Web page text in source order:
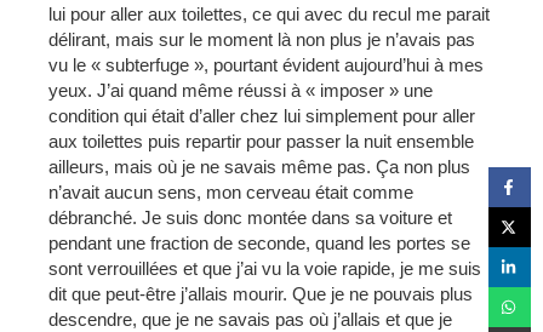
lui pour aller aux toilettes, ce qui avec du recul me parait
délirant, mais sur le moment là non plus je n’avais pas
vu le « subterfuge », pourtant évident aujourd’hui à mes
yeux. J’ai quand même réussi à « imposer » une
condition qui était d’aller chez lui simplement pour aller
aux toilettes puis repartir pour passer la nuit ensemble
ailleurs, mais où je ne savais même pas. Ça non plus
n’avait aucun sens, mon cerveau était comme
débranché. Je suis donc montée dans sa voiture et
pendant une fraction de seconde, quand les portes se
sont verrouillées et que j’ai vu la voie rapide, je me suis
dit que peut-être j’allais mourir. Que je ne pouvais plus
descendre, que je ne savais pas où j’allais et que je